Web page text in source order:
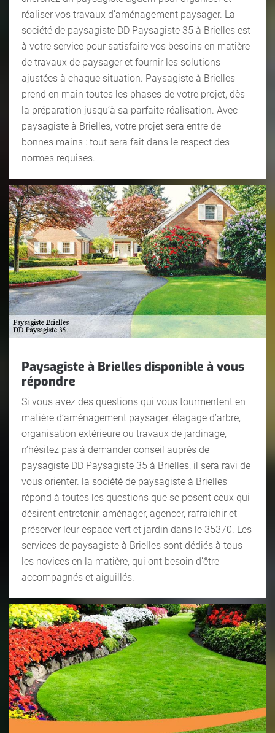
réaliser vos travaux d’aménagement paysager. La
société de paysagiste DD Paysagiste 35 à Brielles est
à votre service pour satisfaire vos besoins en matière
de travaux de paysager et fournir les solutions
ajustées à chaque situation. Paysagiste à Brielles
prend en main toutes les phases de votre projet, dès
la préparation jusqu’à sa parfaite réalisation. Avec
paysagiste à Brielles, votre projet sera entre de
bonnes mains : tout sera fait dans le respect des
normes requises.
Paysagiste à Brielles disponible à vous
répondre
Si vous avez des questions qui vous tourmentent en
matière d’aménagement paysager, élagage d’arbre,
organisation extérieure ou travaux de jardinage,
n’hésitez pas à demander conseil auprès de
paysagiste DD Paysagiste 35 à Brielles, il sera ravi de
vous orienter. la société de paysagiste à Brielles
répond à toutes les questions que se posent ceux qui
désirent entretenir, aménager, agencer, rafraichir et
préserver leur espace vert et jardin dans le 35370. Les
services de paysagiste à Brielles sont dédiés à tous
les novices en la matière, qui ont besoin d’être
accompagnés et aiguillés.